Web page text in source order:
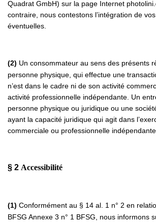
Quadrat GmbH) sur la page Internet
contraire, nous contestons l’intégration de
éventuelles.
(2) Un consommateur au sens des présents
personne physique, qui effectue une
n’est dans le cadre ni de son activité
activité professionnelle indépendante. Un
personne physique ou juridique ou une
ayant la capacité juridique qui agit dans
commerciale ou professionnelle indépendante.
§ 2 Accessibilité
(1) Conformément au § 14 al. 1 n° 2 en
BFSG Annexe 3 n° 1 BFSG, nous informons